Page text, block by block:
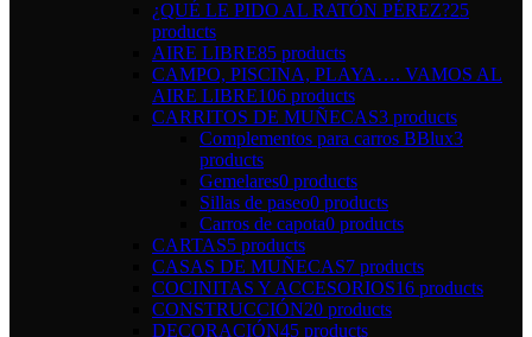
¿QUÉ LE PIDO AL RATÓN PÉREZ?25
products
AIRE LIBRE85 products
CAMPO, PISCINA, PLAYA…. VAMOS AL
AIRE LIBRE106 products
CARRITOS DE MUÑECAS3 products
Complementos para carros BBlux3
products
Gemelares0 products
Sillas de paseo0 products
Carros de capota0 products
CARTAS5 products
CASAS DE MUÑECAS7 products
COCINITAS Y ACCESORIOS16 products
CONSTRUCCIÓN20 products
DECORACIÓN45 products